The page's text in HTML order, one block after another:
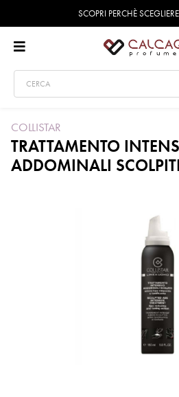
SCOPRI PERCHÈ
COLLISTAR
TRATTAMENTO
ADDOMINALI